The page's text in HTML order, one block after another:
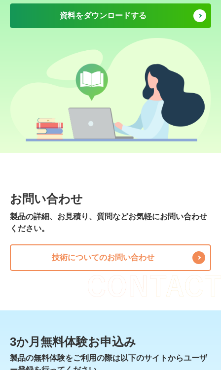
資料をダウンロードする
お問い合わせ
製品の詳細、お見積り、質問などお気軽にお問い合わせ
ください。
技術についてのお問い合わせ
3か月無料体験お申込み
製品の無料体験をご利用の際は以下のサイトからユーザ